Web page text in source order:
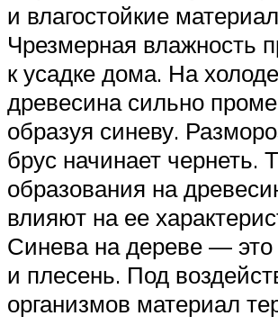
и влагостойкие
Чрезмерная влажность
к усадке дома. На
древесина сильно
образуя синеву.
брус начинает чернеть.
образования на
влияют на ее
Синева на дереве — это
и плесень. Под
организмов материал